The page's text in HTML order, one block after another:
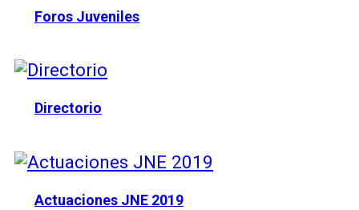
Foros Juveniles
Directorio
Actuaciones JNE 2019